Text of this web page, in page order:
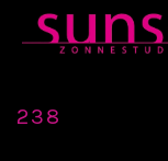
238